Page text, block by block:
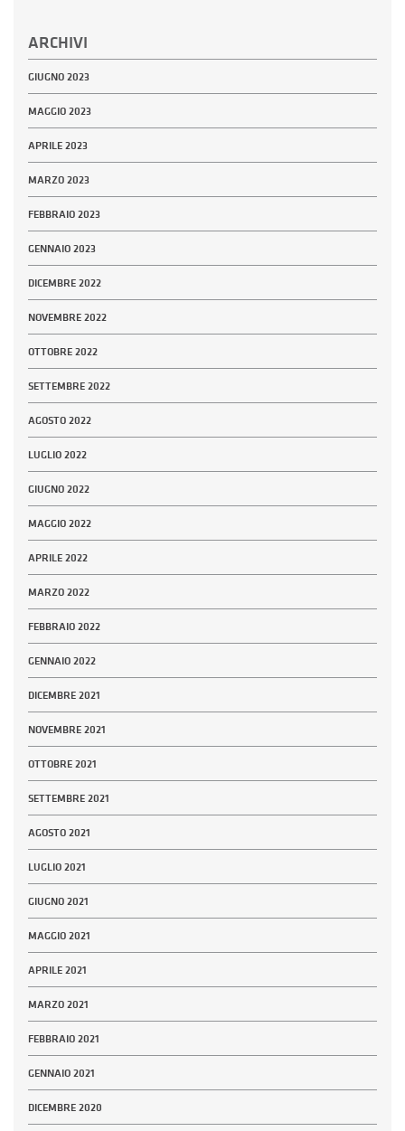
ARCHIVI
GIUGNO 2023
MAGGIO 2023
APRILE 2023
MARZO 2023
FEBBRAIO 2023
GENNAIO 2023
DICEMBRE 2022
NOVEMBRE 2022
OTTOBRE 2022
SETTEMBRE 2022
AGOSTO 2022
LUGLIO 2022
GIUGNO 2022
MAGGIO 2022
APRILE 2022
MARZO 2022
FEBBRAIO 2022
GENNAIO 2022
DICEMBRE 2021
NOVEMBRE 2021
OTTOBRE 2021
SETTEMBRE 2021
AGOSTO 2021
LUGLIO 2021
GIUGNO 2021
MAGGIO 2021
APRILE 2021
MARZO 2021
FEBBRAIO 2021
GENNAIO 2021
DICEMBRE 2020